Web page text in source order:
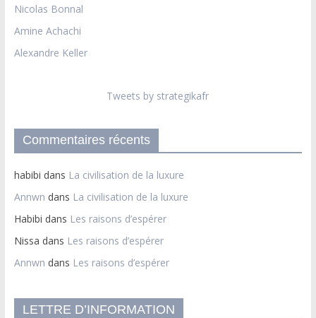
Nicolas Bonnal
Amine Achachi
Alexandre Keller
Tweets by strategikafr
Commentaires récents
habibi dans La civilisation de la luxure
Annwn dans La civilisation de la luxure
Habibi dans Les raisons d’espérer
Nissa dans Les raisons d’espérer
Annwn dans Les raisons d’espérer
LETTRE D’INFORMATION